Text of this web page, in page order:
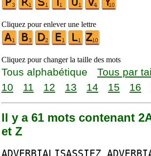
Cliquez pour enlever une lettre
Cliquez pour changer la taille des mots
Tous alphabétique Tous par
10
11 12 13 14 15 16
Il y a 61 mots contenant
et Z
ADVERBIALISASSIEZ ADVERBI